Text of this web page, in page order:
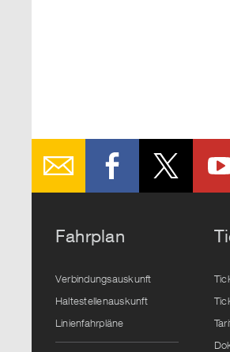
Fahrplan
Verbindungsauskunft
Haltestellenauskunft
Linienfahrpläne